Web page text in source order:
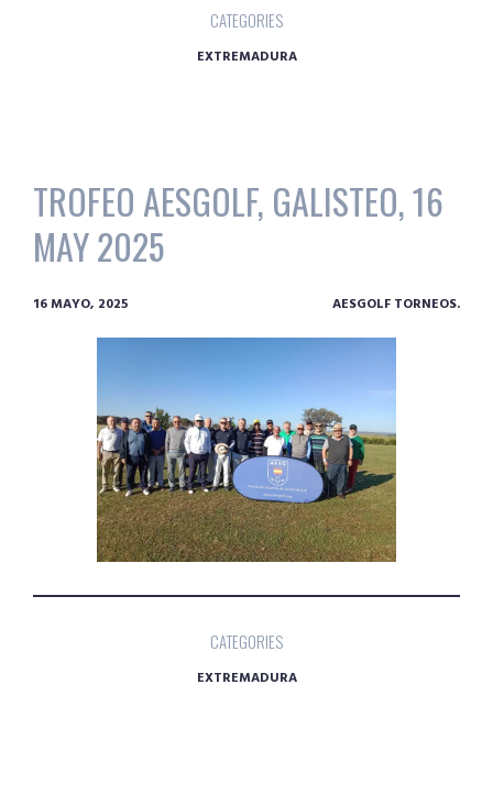
CATEGORIES
EXTREMADURA
TROFEO AESGOLF, GALISTEO, 16
MAY 2025
16 MAYO, 2025 AESGOLF TORNEOS.
CATEGORIES
EXTREMADURA